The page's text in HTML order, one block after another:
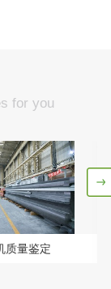
for you
质量鉴定
消泡剂检测
涂料助剂检测